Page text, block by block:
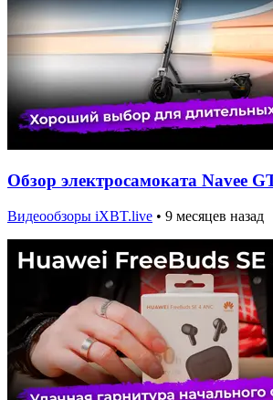
Обзор электросамоката Navee
Видеообзоры iXBT.live • 9 месяцев назад